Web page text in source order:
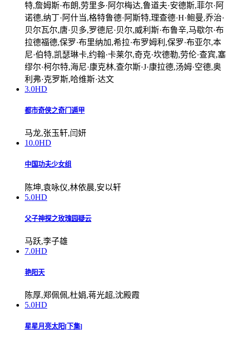
特,詹姆斯·布朗,劳里多·阿尔梅达,鲁道夫·安德斯,菲尔·阿
诺德,纳丁·阿什当,格特鲁德·阿斯特,理查德·H·鲍曼,乔治·
贝尔瓦尔,唐·贝多,罗德尼·贝尔,威利斯·布鲁辛,马歇尔·布
拉德福德,保罗·布里纳加,希拉·布罗姆利,保罗·布亚尔,本
尼·伯特,凯瑟琳卡,约翰·卡莱尔,奇克·坎德勒,劳伦·查宾,塞
缪尔·柯尔特,海尼·康克林,查尔斯·J·康拉德,汤姆·空德,奥
利弗·克罗斯,哈维斯·达文
3.0HD
都市奇侠之奇门遁甲
马龙,张玉轩,闫妍
10.0HD
中国功夫少女组
陈坤,袁咏仪,林依晨,安以轩
5.0HD
父子神探之玫瑰园疑云
马跃,李子雄
7.0HD
艳阳天
陈厚,郑佩佩,杜娟,蒋光超,沈殿霞
5.0HD
星星月亮太阳[下集]